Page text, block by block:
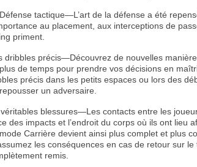
tactique—L’art de la défense a été
au placement, aux interceptions de
priment.
dribbles précis—Découvrez de nouvelles
de temps pour prendre vos décisions en
précis dans les petits espaces ou lors des
un adversaire.
blessures—Les contacts entre les
des impacts et l’endroit du corps où ils ont lieu
Carrière devient ainsi plus complet et plus
les conséquences en cas de retour sur
remis.